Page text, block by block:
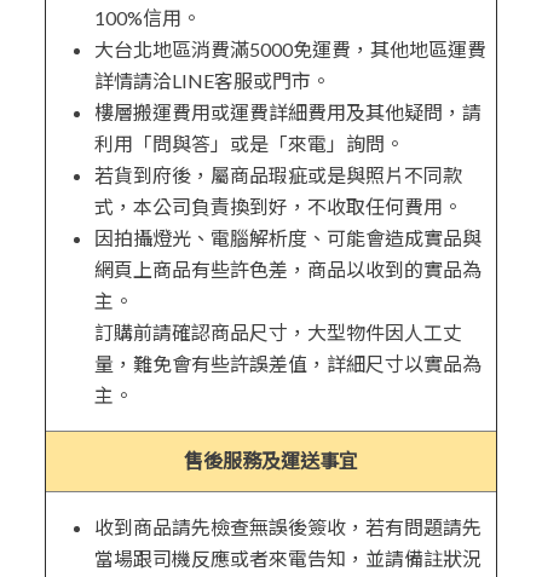
100%信用。
大台北地區消費滿5000免運費，其他地區運費
詳情請洽LINE客服或門市。
樓層搬運費用或運費詳細費用及其他疑問，請
利用「問與答」或是「來電」詢問。
若貨到府後，屬商品瑕疵或是與照片不同款
式，本公司負責換到好，不收取任何費用。
因拍攝燈光、電腦解析度、可能會造成實品與
網頁上商品有些許色差，商品以收到的實品為
主。
訂購前請確認商品尺寸，大型物件因人工丈
量，難免會有些許誤差值，詳細尺寸以實品為
主。
售後服務及運送事宜
收到商品請先檢查無誤後簽收，若有問題請先
當場跟司機反應或者來電告知，並請備註狀況